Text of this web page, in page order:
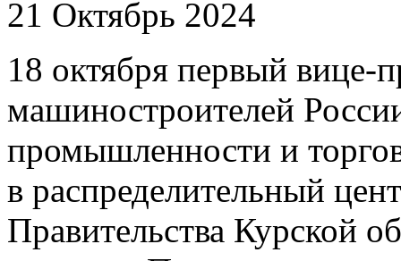
21 Октябрь 2024
18 октября первый вице-
машиностроителей
промышленности и
в распределительный
Правительства Курской